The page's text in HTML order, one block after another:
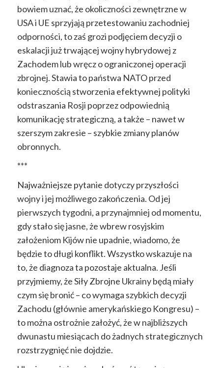
bowiem uznać, że okoliczności zewnętrzne w
USA i UE sprzyjają przetestowaniu zachodniej
odporności, to zaś grozi podjęciem decyzji o
eskalacji już trwającej wojny hybrydowej z
Zachodem lub wręcz o ograniczonej operacji
zbrojnej. Stawia to państwa NATO przed
koniecznością stworzenia efektywnej polityki
odstraszania Rosji poprzez odpowiednią
komunikację strategiczną, a także – nawet w
szerszym zakresie – szybkie zmiany planów
obronnych.
***
Najważniejsze pytanie dotyczy przyszłości
wojny i jej możliwego zakończenia. Od jej
pierwszych tygodni, a przynajmniej od momentu,
gdy stało się jasne, że wbrew rosyjskim
założeniom Kijów nie upadnie, wiadomo, że
będzie to długi konflikt. Wszystko wskazuje na
to, że diagnoza ta pozostaje aktualna. Jeśli
przyjmiemy, że Siły Zbrojne Ukrainy będą miały
czym się bronić – co wymaga szybkich decyzji
Zachodu (głównie amerykańskiego Kongresu) –
to można ostrożnie założyć, że w najbliższych
dwunastu miesiącach do żadnych strategicznych
rozstrzygnięć nie dojdzie.